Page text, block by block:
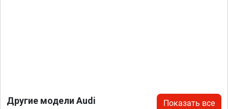
Другие модели Audi Показать все